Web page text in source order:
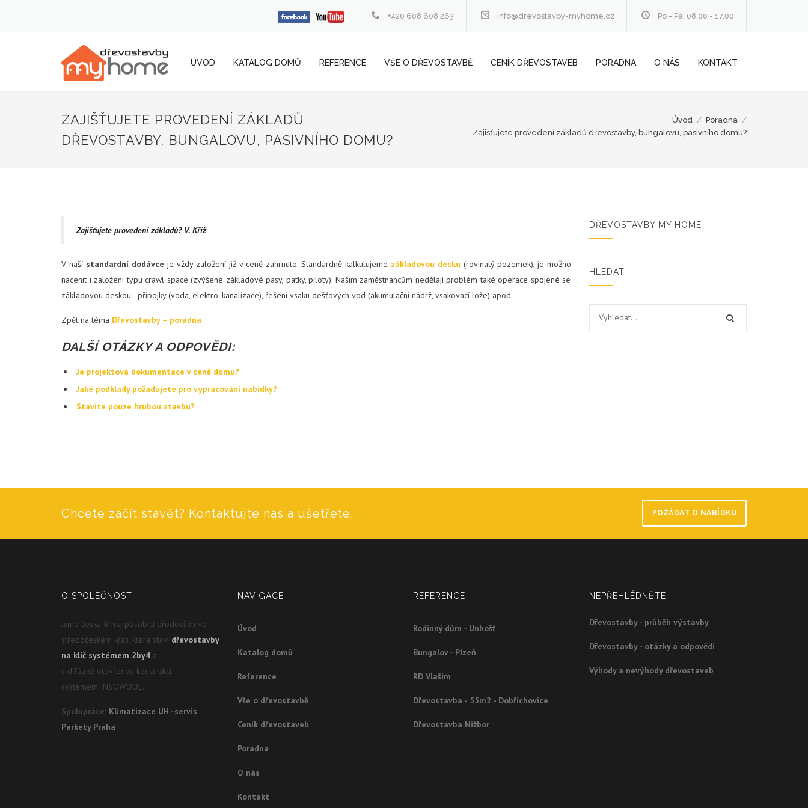
+420 608 608 263 info@drevostavby-myhome.cz Po - Pá: 08.00 - 17.00
ÚVOD KATALOG DOMŮ REFERENCE VŠE O DŘEVOSTAVBĚ CENÍK DŘEVOSTAVEB PORADNA O NÁS KONTAKT
ZAJIŠŤUJETE PROVEDENÍ ZÁKLADŮ
DŘEVOSTAVBY, BUNGALOVU, PASIVNÍHO DOMU?
Úvod / Poradna /
Zajišťujete provedení základů dřevostavby, bungalovu, pasivního domu?
Zajišťujete provedení základů? V. Kříž
V naší standardní dodávce je vždy založení již v ceně zahrnuto. Standardně kalkulujeme základovou desku(rovinatý pozemek), je možno
nacenit i založení typu crawl space (zvýšené základové pasy, patky, piloty). Našim zaměstnancům nedělají problém také operace spojené se
základovou deskou - přípojky (voda, elektro, kanalizace), řešení vsaku dešťových vod (akumulační nádrž, vsakovací lože) apod.
Zpět na téma Dřevostavby – poradna
DALŠÍ OTÁZKY A ODPOVĚDI:
Je projektová dokumentace v ceně domu?
Jaké podklady požadujete pro vypracování nabídky?
Stavíte pouze hrubou stavbu?
DŘEVOSTAVBY MY HOME
HLEDAT
Chcete začít stavět? Kontaktujte nás a ušetřete. POŽÁDAT O NABÍDKU
O SPOLEČNOSTI
Jsme česká firma působící především ve
středočeském kraji, která staví dřevostavby
na klíč systémem 2by4 a
s difůzně otevřenou konstrukcí
systémem INSOWOOL.
Spolupráce: Klimatizace UH -servis,
Parkety Praha
NAVIGACE
Úvod
Katalog domů
Reference
Vše o dřevostavbě
Ceník dřevostaveb
Poradna
O nás
Kontakt
REFERENCE
Rodinný dům - Unhošť
Bungalov - Plzeň
RD Vlašim
Dřevostavba - 55m2 - Dobřichovice
Dřevostavba Nižbor
NEPŘEHLÉDNĚTE
Dřevostavby - průběh výstavby
Dřevostavby - otázky a odpovědi
Výhody a nevýhody dřevostaveb